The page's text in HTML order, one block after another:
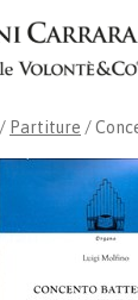
/ Partiture /